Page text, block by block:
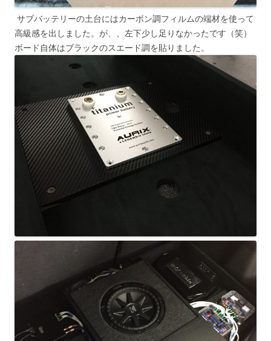
サブバッテリーの土台にはカーボン調フィルムの端材を使って
高級感を出しました。が、、左下少し足りなかったです（笑）
ボード自体はブラックのスエード調を貼りました。